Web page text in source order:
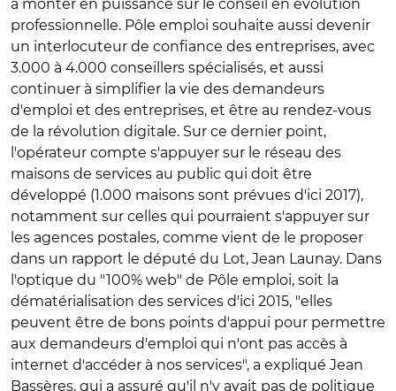
à monter en puissance sur le conseil en évolution
professionnelle. Pôle emploi souhaite aussi devenir
un interlocuteur de confiance des entreprises, avec
3.000 à 4.000 conseillers spécialisés, et aussi
continuer à simplifier la vie des demandeurs
d'emploi et des entreprises, et être au rendez-vous
de la révolution digitale. Sur ce dernier point,
l'opérateur compte s'appuyer sur le réseau des
maisons de services au public qui doit être
développé (1.000 maisons sont prévues d'ici 2017),
notamment sur celles qui pourraient s'appuyer sur
les agences postales, comme vient de le proposer
dans un rapport le député du Lot, Jean Launay. Dans
l'optique du "100% web" de Pôle emploi, soit la
dématérialisation des services d'ici 2015, "elles
peuvent être de bons points d'appui pour permettre
aux demandeurs d'emploi qui n'ont pas accès à
internet d'accéder à nos services", a expliqué Jean
Bassères, qui a assuré qu'il n'y avait pas de politique